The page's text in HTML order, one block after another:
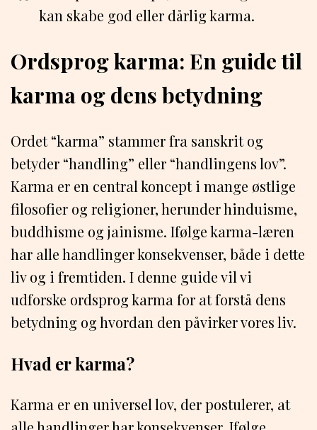
kan skabe god eller dårlig karma.
Ordsprog karma: En guide til
karma og dens betydning
Ordet “karma” stammer fra sanskrit og
betyder “handling” eller “handlingens lov”.
Karma er en central koncept i mange østlige
filosofier og religioner, herunder hinduisme,
buddhisme og jainisme. Ifølge karma-læren
har alle handlinger konsekvenser, både i dette
liv og i fremtiden. I denne guide vil vi
udforske ordsprog karma for at forstå dens
betydning og hvordan den påvirker vores liv.
Hvad er karma?
Karma er en universel lov, der postulerer, at